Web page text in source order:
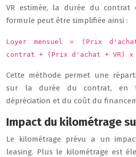
VR estimée, la durée du contrat
formule peut être simplifiée ainsi :
Loyer mensuel = (Prix
contrat + (Prix d'achat + VR)
Cette méthode permet une
sur la durée du contrat, en
dépréciation et du coût du
Impact du kilométrage
Le kilométrage prévu a un
leasing. Plus le kilométrage est